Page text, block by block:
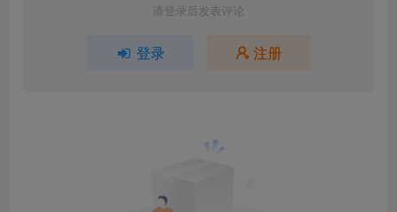
请登录后发表评论
登录 注册